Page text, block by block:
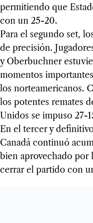
permitiendo que
con un 25-20.
Para el segundo set,
de precisión.
y Oberbuchner
momentos
los norteamericanos.
los potentes remates
Unidos se impuso 27-
En el tercer y
Canadá continuó
bien aprovechado por
cerrar el partido con